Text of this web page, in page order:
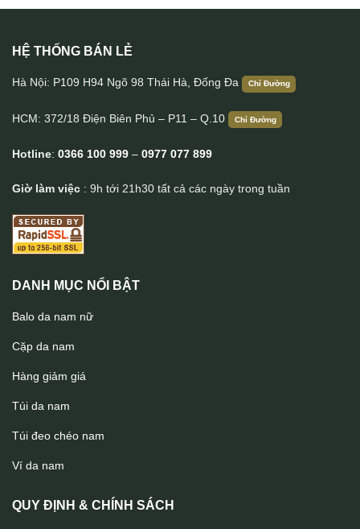
Túi nam đeo trước ngực da bò Lano TDL88
Túi nam đeo trước ngực da bò Lano TDL88
HỆ THỐNG BÁN LẺ
Hà Nội: P109 H94 Ngõ 98 Thái Hà, Đống Đa Chỉ Đường
HCM: 372/18 Điện Biên Phủ – P11 – Q.10 Chỉ Đường
Hotline: 0366 100 999 – 0977 077 899
Giờ làm việc : 9h tới 21h30 tất cả các ngày trong tuần
DANH MỤC NỔI BẬT
Balo da nam nữ
Cặp da nam
Hàng giảm giá
Túi da nam
Túi đeo chéo nam
Ví da nam
QUY ĐỊNH & CHÍNH SÁCH